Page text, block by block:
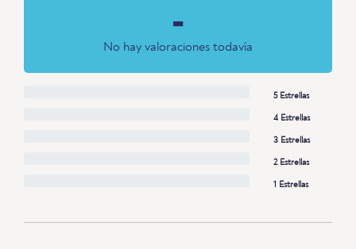
-
No hay valoraciones todavía
5 Estrellas
4 Estrellas
3 Estrellas
2 Estrellas
1 Estrellas